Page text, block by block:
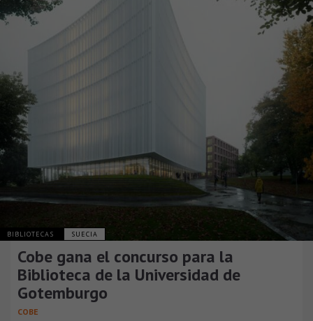
BIBLIOTECAS SUECIA
Cobe gana el concurso para la
Biblioteca de la Universidad de
Gotemburgo
COBE